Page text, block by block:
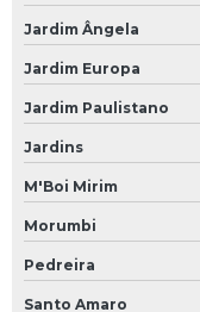
Programação de placas
Recuperação de driver
Recuperação de módulos
Recuperação de placas
Recuperação nobreak
Reforma de inversores
Jardim Ângela
Jardim Europa
Jardim Paulistano
Jardins
M'Boi Mirim
Morumbi
Pedreira
Santo Amaro